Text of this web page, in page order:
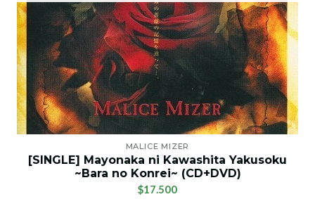
MALICE MIZER
[SINGLE] Mayonaka ni Kawashita Yakusoku
~Bara no Konrei~ (CD+DVD)
$17.500